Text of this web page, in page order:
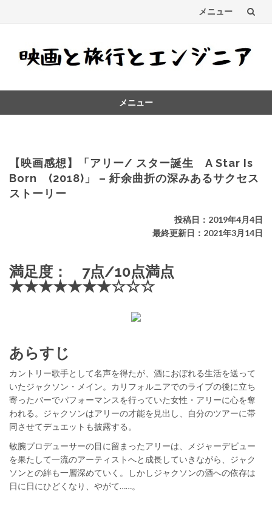
メニュー
ス
キ
メニュー
【映画感想】「アリー/ スター誕生 A Star Is
Born (2018)」 – 紆余曲折の深みあるサクセス
ストーリー
投稿日：2019年4月4日
最終更新日：2021年3月14日
満足度： 7点/10点満点
★★★★★★★☆☆☆
あらすじ
カントリー歌手として名声を得たが、酒におぼれる生活を送って
いたジャクソン・メイン。カリフォルニアでのライブの後に立ち
寄ったバーでパフォーマンスを行っていた女性・アリーに心を奪
われる。ジャクソンはアリーの才能を見出し、自分のツアーに帯
同させてデュエットも披露する。
敏腕プロデューサーの目に留まったアリーは、メジャーデビュー
を果たして一流のアーティストへと成長していきながら、ジャク
ソンとの絆も一層深めていく。しかしジャクソンの酒への依存は
日に日にひどくなり、やがて……。